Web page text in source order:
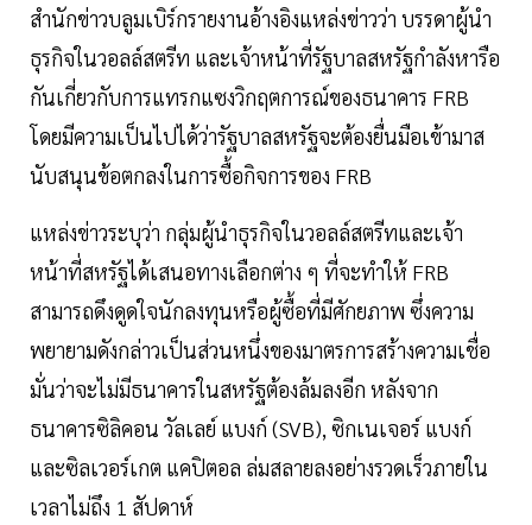
สำนักข่าวบลูมเบิร์กรายงานอ้างอิงแหล่งข่าวว่า บรรดาผู้นำ
ธุรกิจในวอลล์สตรีท และเจ้าหน้าที่รัฐบาลสหรัฐกำลังหารือ
กันเกี่ยวกับการแทรกแซงวิกฤตการณ์ของธนาคาร FRB
โดยมีความเป็นไปได้ว่ารัฐบาลสหรัฐจะต้องยื่นมือเข้ามาส
นับสนุนข้อตกลงในการซื้อกิจการของ FRB
แหล่งข่าวระบุว่า กลุ่มผู้นำธุรกิจในวอลล์สตรีทและเจ้า
หน้าที่สหรัฐได้เสนอทางเลือกต่าง ๆ ที่จะทำให้ FRB
สามารถดึงดูดใจนักลงทุนหรือผู้ซื้อที่มีศักยภาพ ซึ่งความ
พยายามดังกล่าวเป็นส่วนหนึ่งของมาตรการสร้างความเชื่อ
มั่นว่าจะไม่มีธนาคารในสหรัฐต้องล้มลงอีก หลังจาก
ธนาคารซิลิคอน วัลเลย์ แบงก์ (SVB), ซิกเนเจอร์ แบงก์
และซิลเวอร์เกต แคปิตอล ล่มสลายลงอย่างรวดเร็วภายใน
เวลาไม่ถึง 1 สัปดาห์